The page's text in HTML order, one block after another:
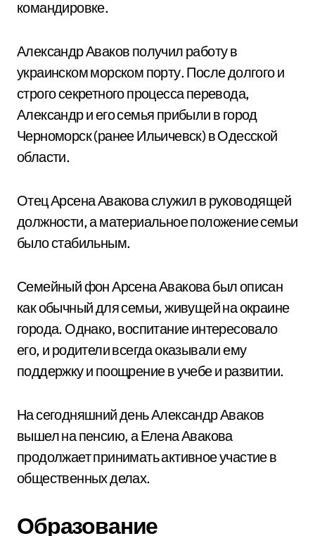
командировке.
Александр Аваков получил работу в
украинском морском порту. После долгого и
строго секретного процесса перевода,
Александр и его семья прибыли в город
Черноморск (ранее Ильичевск) в Одесской
области.
Отец Арсена Авакова служил в руководящей
должности, а материальное положение семьи
было стабильным.
Семейный фон Арсена Авакова был описан
как обычный для семьи, живущей на окраине
города. Однако, воспитание интересовало
его, и родители всегда оказывали ему
поддержку и поощрение в учебе и развитии.
На сегодняшний день Александр Аваков
вышел на пенсию, а Елена Авакова
продолжает принимать активное участие в
общественных делах.
Образование